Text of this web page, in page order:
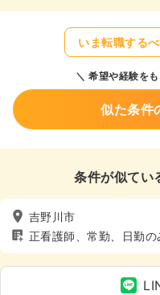
いま転職する
希望や経験を
似た条件
条件が似てい
吉野川市
正看護師、常勤、日勤